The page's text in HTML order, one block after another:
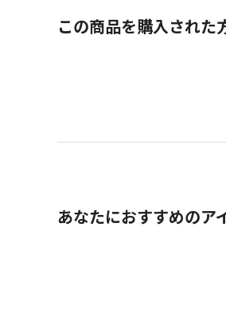
この商品を購入された
あなたにおすすめのア